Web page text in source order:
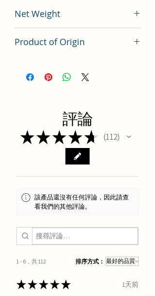
Net Weight
Product of Origin
評論
★★★★★ 112
112
該產品還沒有任何評論，因此請查
看我們的其他評論。
1 - 6，共 112 排序方式：
★★★★★ 1天前